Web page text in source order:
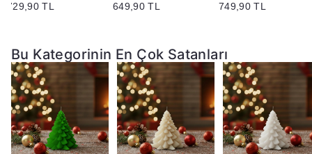
729,90 TL 649,90 TL 749,90 TL
Bu Kategorinin En Çok Satanları